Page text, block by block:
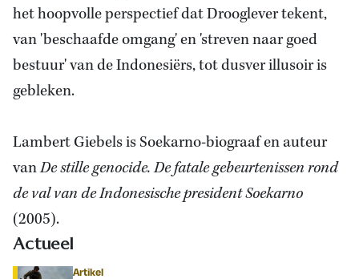
het hoopvolle perspectief dat Drooglever tekent,
van 'beschaafde omgang' en 'streven naar goed
bestuur' van de Indonesiërs, tot dusver illusoir is
gebleken.
Lambert Giebels is Soekarno-biograaf en auteur
vanDe stille genocide. De fatale gebeurtenissen rond
de val van de Indonesische president Soekarno
(2005).
Actueel
Artikel